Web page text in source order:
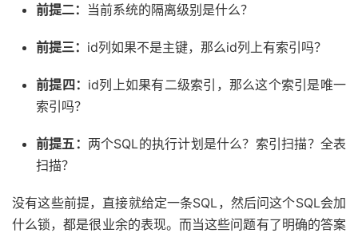
前提二： 当前系统的隔离级别是什么？
前提三： id列如果不是主键，那么id列上有索引吗？
前提四： id列上如果有二级索引，那么这个索引是唯一
索引吗？
前提五： 两个SQL的执行计划是什么？索引扫描？全表
扫描？
没有这些前提，直接就给定一条SQL，然后问这个SQL会加
什么锁，都是很业余的表现。而当这些问题有了明确的答案